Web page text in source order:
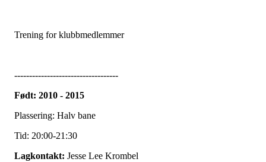
Trening for klubbmedlemmer
-----------------------------------
Født: 2010 - 2015
Plassering: Halv bane
Tid: 20:00-21:30
Lagkontakt: Jesse Lee Krombel